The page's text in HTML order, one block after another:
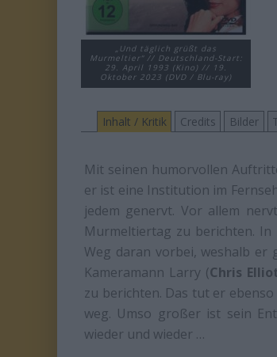
„Und täglich grüßt das
Murmeltier“ // Deutschland-Start:
29. April 1993 (Kino) // 19.
Oktober 2023 (DVD / Blu-ray)
Inhalt / Kritik Credits Bilder
Mit seinen humorvollen
er ist eine Institution im
jedem genervt. Vor allem
Murmeltiertag zu berichten.
Weg daran vorbei, weshalb er
Kameramann Larry (Chris
zu berichten. Das tut er
weg. Umso großer ist sein
wieder und wieder …